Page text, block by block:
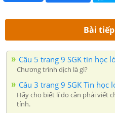
Bài
Câu 5 trang 9 SGK tin học
Chương trình dịch là gì?
Câu 3 trang 9 SGK Tin học
Hãy cho biết lí do cần phải viết
tính.